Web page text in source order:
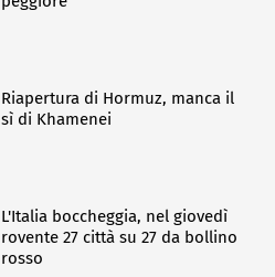
Riapertura di Hormuz, manca il
sì di Khamenei
L'Italia boccheggia, nel giovedì
rovente 27 città su 27 da bollino
rosso